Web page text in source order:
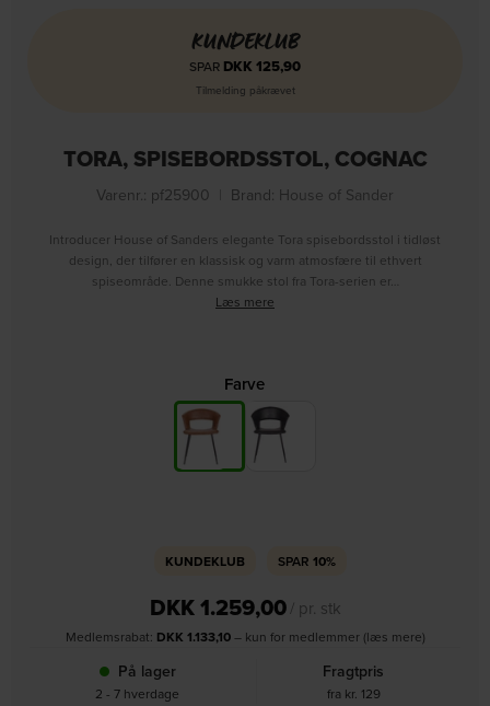
KUNDEKLUB
SPAR DKK 125,90
Tilmelding påkrævet
TORA, SPISEBORDSSTOL, COGNAC
Varenr.: pf25900 Brand: House of Sander
Introducer House of Sanders elegante Tora spisebordsstol i tidløst
design, der tilfører en klassisk og varm atmosfære til ethvert
spiseområde. Denne smukke stol fra Tora-serien er…
Læs mere
Farve
KUNDEKLUB SPAR 10%
DKK1.259,00/ pr. stk
Medlemsrabat: DKK 1.133,10– kun for medlemmer (læs mere)
På lager
2 - 7 hverdage
Fragtpris
fra kr. 129